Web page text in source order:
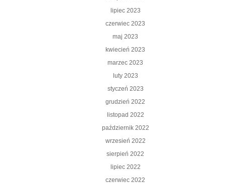
lipiec 2023
czerwiec 2023
maj 2023
kwiecień 2023
marzec 2023
luty 2023
styczeń 2023
grudzień 2022
listopad 2022
październik 2022
wrzesień 2022
sierpień 2022
lipiec 2022
czerwiec 2022